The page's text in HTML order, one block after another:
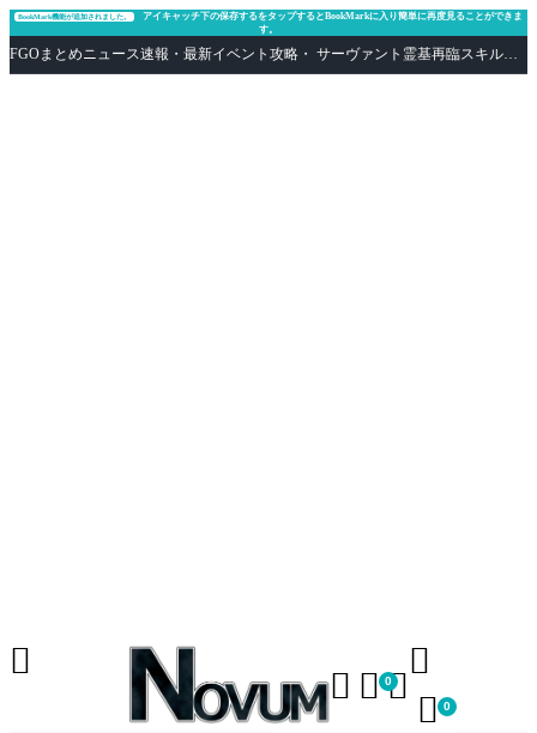
BookMark機能が追加されました。
アイキャッチ下の保存するをタップするとBookMarkに入り簡単に再度見ることができま
す。
FGOまとめニュース速報・最新イベント攻略・ サーヴァント霊基再臨スキル性能評価まとめ Fate/Grand Order
  0

 0
